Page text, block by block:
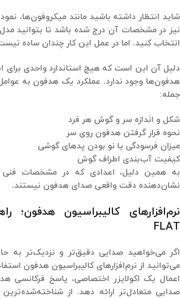
شاید انتظار داشته باشید مانند میکروفون‌ها،
نیز در مشخصات آن درج شده باشد تا بتوانید
انتخاب کنید. اما در عمل این کار چندان ساده
دلیل آن این است که هیچ استاندارد واحدی برای
هدفون‌ها وجود ندارد. عملکرد یک هدفون به
جمله:
شکل و اندازه سر و گوش هر فرد
نحوه قرار گرفتن هدفون روی سر
میزان فرسودگی یا نو بودن پدهای گوشی
کیفیت آب‌بندی اطراف گوش
به همین دلیل، اعدادی که در مشخصات فنی
نشان‌دهنده دقت واقعی صدای هدفون نیستند.
نرم‌افزارهای کالیبراسیون هدفون؛
FLAT
اگر می‌خواهید صدایی دقیق‌تر و نزدیک‌تر به
می‌توانید از نرم‌افزارهای کالیبراسیون هدفون
اعمال یک اکولایزر اختصاصی، پاسخ فرکانسی
صدایی متعادل‌تر ارائه دهد. از شناخته‌شده‌ترین